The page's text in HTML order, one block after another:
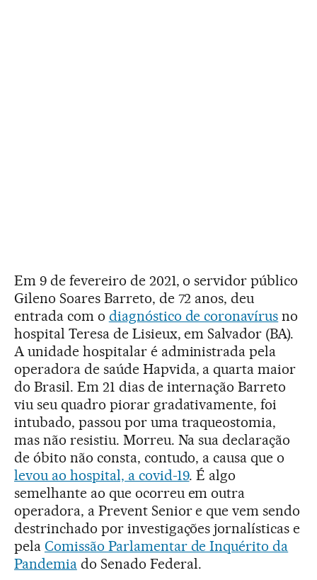
Em 9 de fevereiro de 2021, o servidor público
Gileno Soares Barreto, de 72 anos, deu
entrada com o diagnóstico de coronavírus no
hospital Teresa de Lisieux, em Salvador (BA).
A unidade hospitalar é administrada pela
operadora de saúde Hapvida, a quarta maior
do Brasil. Em 21 dias de internação Barreto
viu seu quadro piorar gradativamente, foi
intubado, passou por uma traqueostomia,
mas não resistiu. Morreu. Na sua declaração
de óbito não consta, contudo, a causa que o
levou ao hospital, a covid-19. É algo
semelhante ao que ocorreu em outra
operadora, a Prevent Senior e que vem sendo
destrinchado por investigações jornalísticas e
pela Comissão Parlamentar de Inquérito da
Pandemiado Senado Federal.